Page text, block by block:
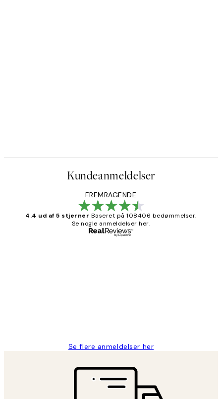
Kundeanmeldelser
FREMRAGENDE
4.4 ud af 5 stjerner Baseret på 108406 bedømmelser.
Se nogle anmeldelser her.
Se flere anmeldelser her